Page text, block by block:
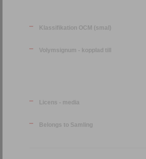
Klassifikation OCM (smal)
Volymsignum - kopplad till
Licens - media
Belongs to Samling